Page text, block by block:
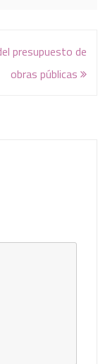
presupuesto de
obras públicas